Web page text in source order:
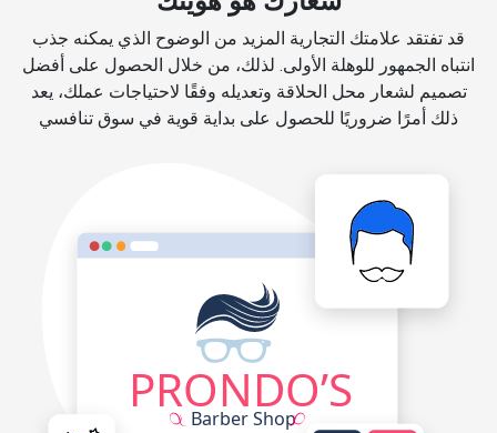
قد تفتقد علامتك التجارية المزيد من الوضوح الذي يمكنه جذب
انتباه الجمهور للوهلة الأولى. لذلك، من خلال الحصول على أفضل
تصميم لشعار محل الحلاقة وتعديله وفقًا لاحتياجات عملك، يعد
ذلك أمرًا ضروريًا للحصول على بداية قوية في سوق تنافسي